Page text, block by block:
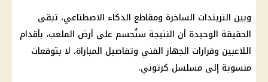
وبين التريندات الساخرة ومقاطع الذكاء الاصطناعي، تبقى
الحقيقة الوحيدة أن النتيجة ستُحسم على أرض الملعب، بأقدام
اللاعبين وقرارات الجهاز الفني وتفاصيل المباراة، لا بتوقعات
منسوبة إلى مسلسل كرتوني.